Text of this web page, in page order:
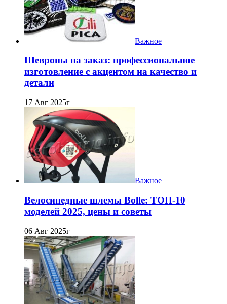
Важное
Шевроны на заказ: профессиональное
изготовление с акцентом на качество и
детали
17 Авг 2025г
Важное
Велосипедные шлемы Bolle: ТОП-10
моделей 2025, цены и советы
06 Авг 2025г